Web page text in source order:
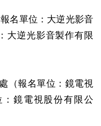
名單位：大逆光影音
大逆光影音製作有限
（報名單位：鏡電視
鏡電視股份有限公